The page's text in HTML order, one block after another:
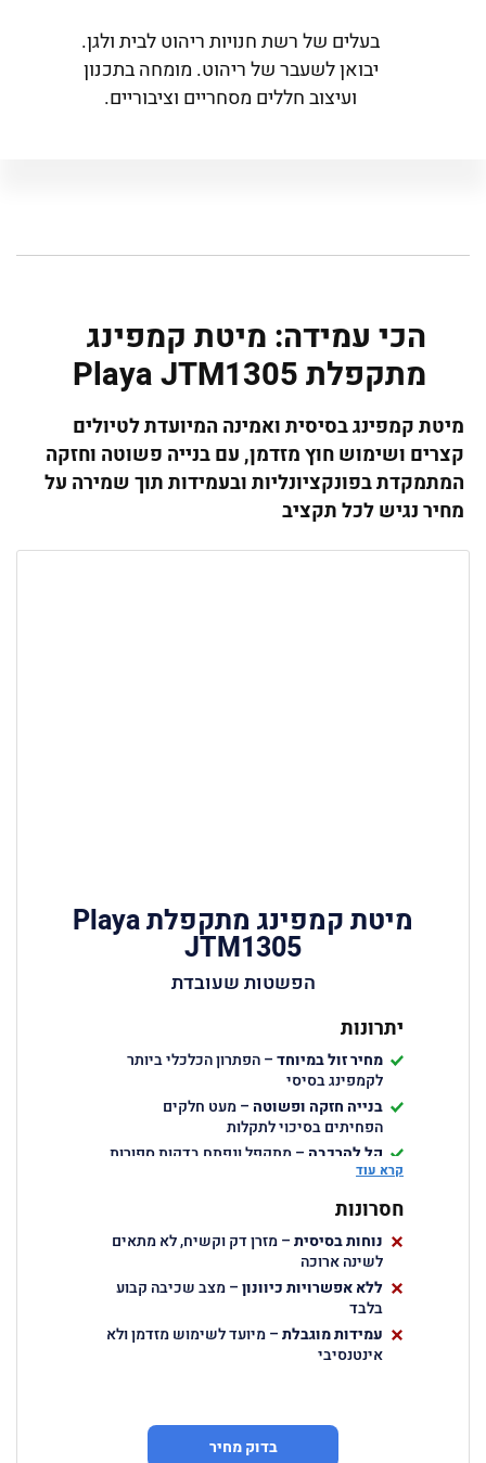
בעלים של רשת חנויות ריהוט לבית ולגן.
יבואן לשעבר של ריהוט. מומחה בתכנון
ועיצוב חללים מסחריים וציבוריים.
הכי עמידה: מיטת קמפינג
מתקפלת Playa JTM1305
מיטת קמפינג בסיסית ואמינה המיועדת לטיולים
קצרים ושימוש חוץ מזדמן, עם בנייה פשוטה וחזקה
המתמקדת בפונקציונליות ובעמידות תוך שמירה על
מחיר נגיש לכל תקציב
מיטת קמפינג מתקפלת Playa
JTM1305
הפשטות שעובדת
יתרונות
מחיר זול במיוחד– הפתרון הכלכלי ביותר
לקמפינג בסיסי
בנייה חזקה ופשוטה – מעט חלקים
הפחיתים בסיכוי לתקלות
קל להרכבה – מתקפל ונפתח בדקות ספורות
ללא כלים
עמידות בתנאי שטח
בסיסי ולתנאים מתונים
קרא עוד
חסרונות
נוחות בסיסית– מזרן דק וקשיח, לא מתאים
לשינה ארוכה
ללא אפשרויות כיוונון– מצב שכיבה קבוע
בלבד
עמידות מוגבלת– מיועד לשימוש מזדמן ולא
אינטנסיבי
בדוק מחיר